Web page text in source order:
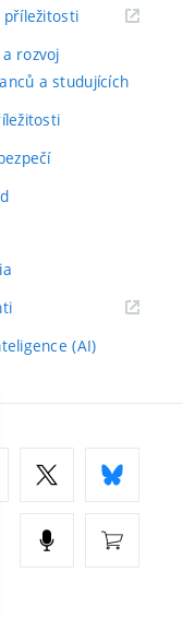
příležitosti(externí
rozvoj
a studujících
(externí
(AI)